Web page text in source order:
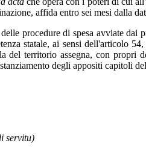
affida entro sei mesi dalla
procedure di spesa avviate
statale, ai sensi dell'articolo
del territorio assegna, con
degli appositi capitoli
servitu)